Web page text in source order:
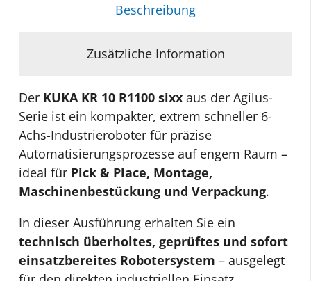
KR
C4
compact
Steuerung
und
1
Jahr
Gewährleistung
Menge
Beschreibung
Zusätzliche Information
Der KUKA KR 10 R1100 sixx aus der Agilus-
Serie ist ein kompakter, extrem schneller 6-
Achs-Industrieroboter für präzise
Automatisierungsprozesse auf engem Raum –
ideal für Pick & Place, Montage,
Maschinenbestückung und Verpackung.
In dieser Ausführung erhalten Sie ein
technisch überholtes, geprüftes und sofort
einsatzbereites Robotersystem – ausgelegt